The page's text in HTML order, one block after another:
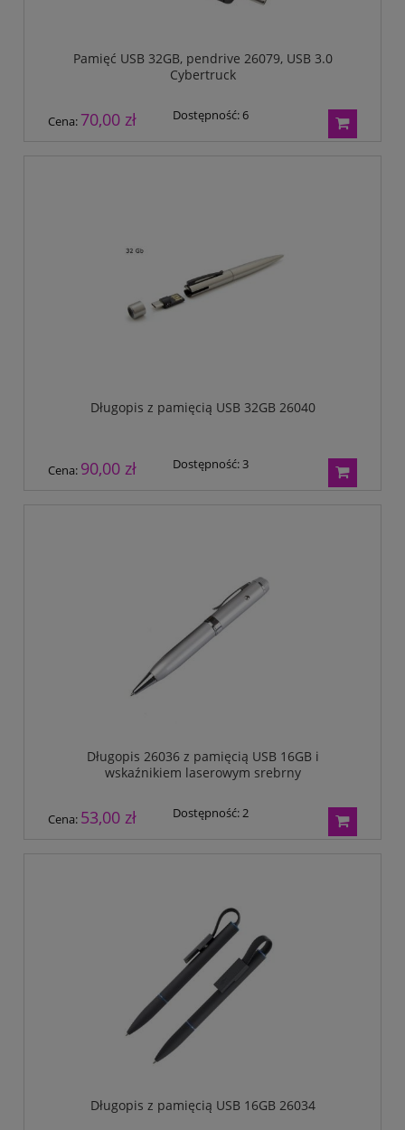
Pamięć USB 32GB, pendrive 26079, USB 3.0
Cybertruck
Cena: 70,00 zł Dostępność:6
Długopis z pamięcią USB 32GB 26040
Cena: 90,00 zł Dostępność:3
Długopis 26036 z pamięcią USB 16GB i
wskaźnikiem laserowym srebrny
Cena: 53,00 zł Dostępność:2
Długopis z pamięcią USB 16GB 26034